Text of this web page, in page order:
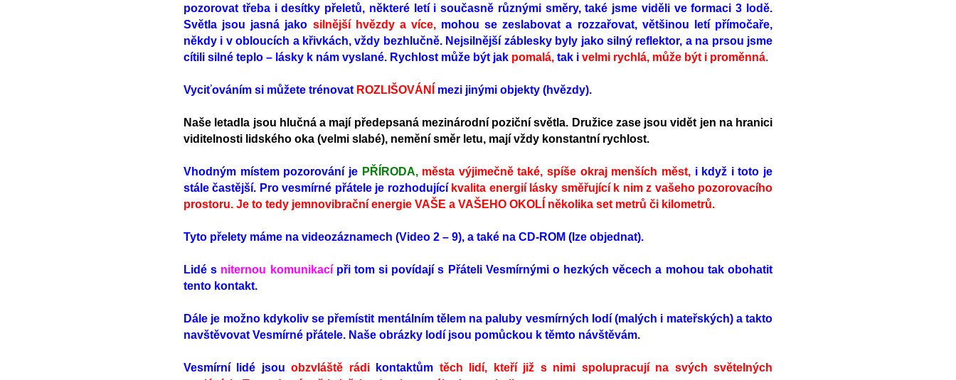
pozorovat třeba i desítky přeletů, některé letí i současně různými směry, také jsme viděli ve formaci 3 lodě.
Světla jsou jasná jako silnější hvězdy a více,mohou se zeslabovat a rozzařovat, většinou letí přímočaře,
někdy i v obloucích a křivkách, vždy bezhlučně. Nejsilnější záblesky byly jako silný reflektor, a na prsou jsme
cítili silné teplo – lásky k nám vyslané. Rychlost může být jak pomalá, tak i velmi rychlá, může být i proměnná.
Vyciťováním si můžete trénovat ROZLIŠOVÁNÍ mezi jinými objekty (hvězdy).
Naše letadla jsou hlučná a mají předepsaná mezinárodní poziční světla. Družice zase jsou vidět jen na hranici
viditelnosti lidského oka (velmi slabé), nemění směr letu, mají vždy konstantní rychlost.
Vhodným místem pozorování je PŘÍRODA, města výjimečně také, spíše okraj menších měst,i když i toto je
stále častější. Pro vesmírné přátele je rozhodující kvalita energií lásky směřující k nim z vašeho pozorovacího
prostoru. Je to tedy jemnovibrační energie VAŠE a VAŠEHO OKOLÍ několika set metrů či kilometrů.
Tyto přelety máme na videozáznamech (Video 2 – 9), a také na CD-ROM (lze objednat).
Lidé s niternou komunikacípři tom si povídají s Přáteli Vesmírnými o hezkých věcech a mohou tak obohatit
tento kontakt.
Dále je možno kdykoliv se přemístit mentálním tělem na paluby vesmírných lodí (malých i mateřských) a takto
navštěvovat Vesmírné přátele. Naše obrázky lodí jsou pomůckou k těmto návštěvám.
Vesmírní lidé jsouobzvláště rádikontaktům těch lidí, kteří již s nimi spolupracují na svých světelných